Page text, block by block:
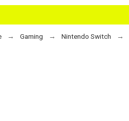
Gaming Nintendo Switch